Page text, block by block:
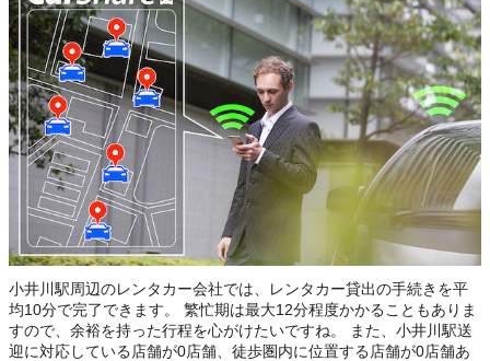
小井川駅周辺のレンタカー会社では、レンタカー貸出の手続きを平
均10分で完了できます。 繁忙期は最大12分程度かかることもありま
すので、余裕を持った行程を心がけたいですね。 また、小井川駅送
迎に対応している店舗が0店舗、徒歩圏内に位置する店舗が0店舗あ